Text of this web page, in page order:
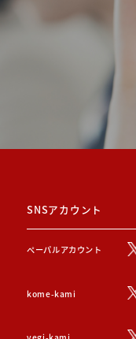
SNSアカウント
ぺーパルアカウント
kome-kami